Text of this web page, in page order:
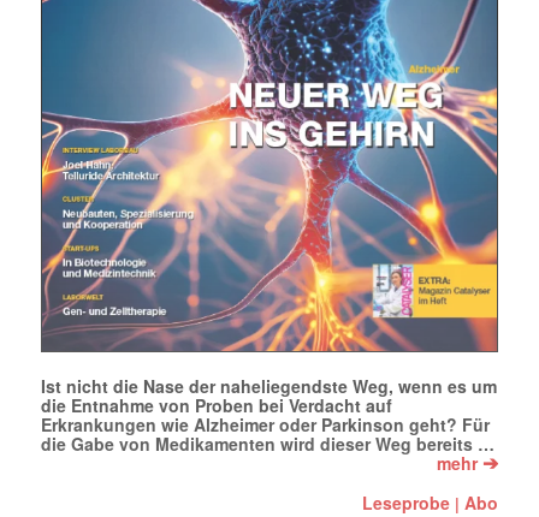
Ist nicht die Nase der naheliegendste Weg, wenn es um
die Entnahme von Proben bei Verdacht auf
Erkrankungen wie Alzheimer oder Parkinson geht? Für
die Gabe von Medikamenten wird dieser Weg bereits …
mehr➔
Leseprobe |Abo